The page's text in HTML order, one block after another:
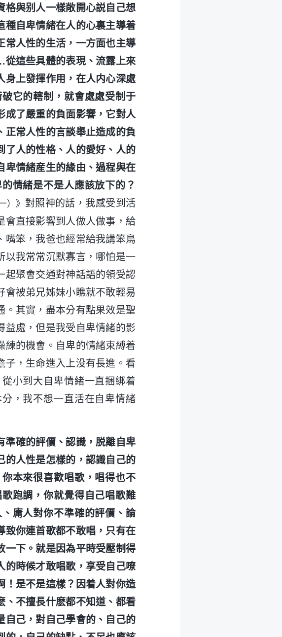
格與别人一樣敞開心説自己想
種自卑情緒在人的心裏主導着
常人性的生活，一方面也主導
這些具體的表現、流露上來
上發揮作用，在人内心深處
它的轄制，就會處處受制于
成了嚴重的負面影響，它對人
正常人性的言談舉止造成的負
了人的性格、人的愛好、人的
卑情緒産生的緣由、過程與在
情緒是不是人應該放下的？
）》 對照神的話，我感受到活
會直接影響到人做人做事，給
嘴笨，我爸也經常給我講笨鳥
以我常常沉默寡言，哪怕是一
起聚會交通對神話語的領受認
會被弟兄姊妹小瞧就不敢輕易
。其實，盡本分有點果效是聖
益處，但是我受自卑情緒的影
練的機會。自卑的情緒束縛着
子，生命進入上没有長進。看
小到大自卑情緒一直捆綁着
，我不想一直活在自卑情緒
準確的評價、認識，脱離自卑
的人性是怎樣的，認識自己的
本來很喜歡唱歌，唱得也不
跑調，你就覺得自己唱歌難
庸人對你不準確的評價、論
致你連首歌都不敢唱，只有在
一下。就是因為平時受壓制得
的時候才敢唱歌，享受自己嘹
！是不是這樣？因着人對你造
、不擅長什麽都不知道、都看
自己，對自己學會的、自己的